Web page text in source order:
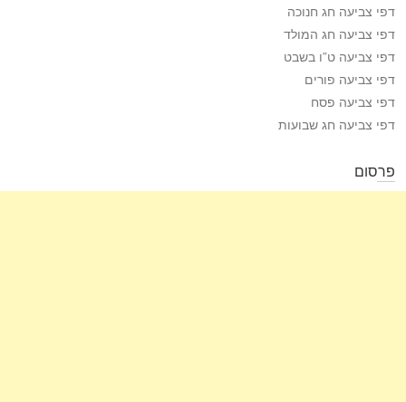
דפי צביעה חג חנוכה
דפי צביעה חג המולד
דפי צביעה ט”ו בשבט
דפי צביעה פורים
דפי צביעה פסח
דפי צביעה חג שבועות
פרסום